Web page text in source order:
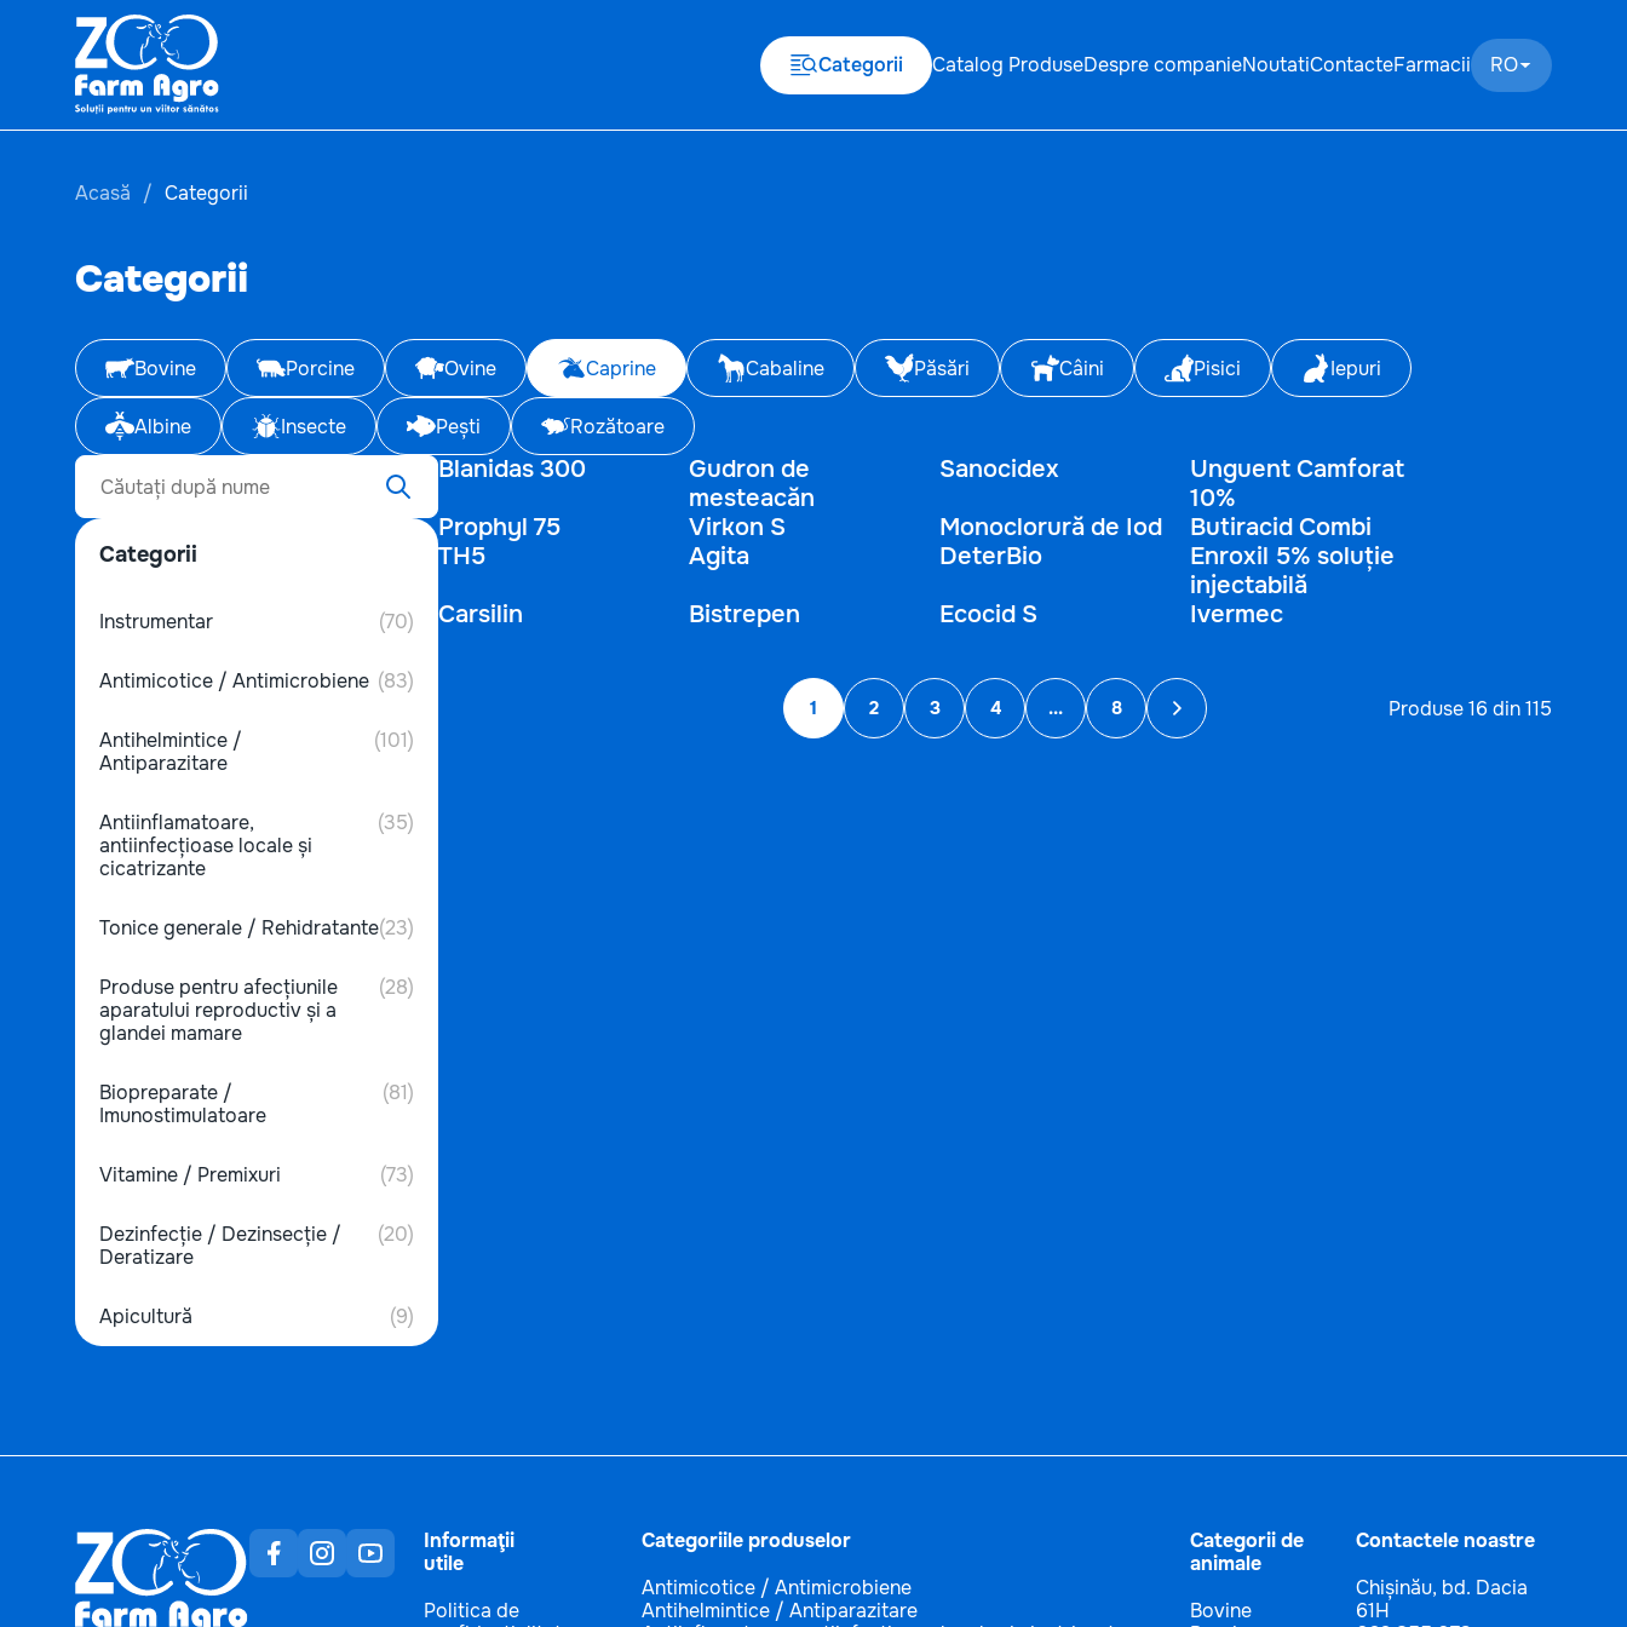
Categorii Catalog ProduseDespre companieNoutatiContacteFarmacii RO
Acasă Categorii
Categorii
Bovine Porcine Ovine Caprine Cabaline Păsări Câini Pisici Iepuri
Albine Insecte Pești Rozătoare
Categorii
Instrumentar (70)
Antimicotice / Antimicrobiene (83)
Antihelmintice /
Antiparazitare
(101)
Antiinflamatoare,
antiinfecțioase locale și
cicatrizante
(35)
Tonice generale / Rehidratante(23)
Produse pentru afecțiunile
aparatului reproductiv și a
glandei mamare
(28)
Biopreparate /
Imunostimulatoare
(81)
Vitamine / Premixuri (73)
Dezinfecție / Dezinsecție /
Deratizare
(20)
Apicultură (9)
Blanidas 300
Gudron de
mesteacăn
Sanocidex
Unguent Camforat
10%
Prophyl 75
Virkon S Monoclorură de Iod
Butiracid Combi
TH5
Agita DeterBio
Enroxil 5% soluție
injectabilă
Carsilin
Bistrepen Ecocid S Ivermec
1 2 3 4 ... 8 Produse 16 din 115
Informaţii
utile
Politica de
Categoriile produselor
Antimicotice / Antimicrobiene
Antihelmintice / Antiparazitare
Categorii de
animale
Bovine
Contactele noastre
Chișinău, bd. Dacia
61H